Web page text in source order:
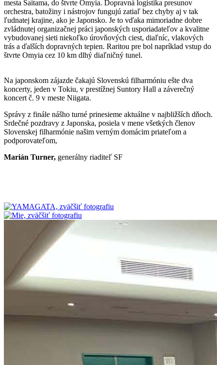
mesta Saitama, do štvrte Omyia. Dopravná logistika presunov
orchestra, batožiny i nástrojov fungujú zatiaľ bez chyby aj v tak
ľudnatej krajine, ako je Japonsko. Je to vďaka mimoriadne dobre
zvládnutej organizačnej práci japonských usporiadateľov a kvalitne
vybudovanej sieti niekoľko úrovňových ciest, diaľníc, vlakových
trás a ďalších dopravných tepien. Raritou pre bol napríklad vstup do
štvrte Omyia cez 10 km dlhý diaľničný tunel.
Na japonskom zájazde čakajú Slovenskú filharmóniu ešte dva
koncerty, jeden v Tokiu, v prestížnej Suntory Hall a záverečný
koncert č. 9 v meste Niigata.
Správy z finále nášho turné prinesieme aktuálne v najbližších dňoch.
Srdečné pozdravy z Japonska, posiela v mene všetkých členov
Slovenskej filharmónie našim verným domácim priateľom a
podporovateľom,
Marián Turner, generálny riaditeľ SF